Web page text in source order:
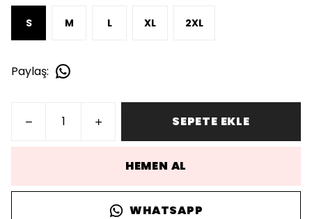
S M L XL 2XL
Paylaş:
SEPETE EKLE
HEMEN AL
WHATSAPP